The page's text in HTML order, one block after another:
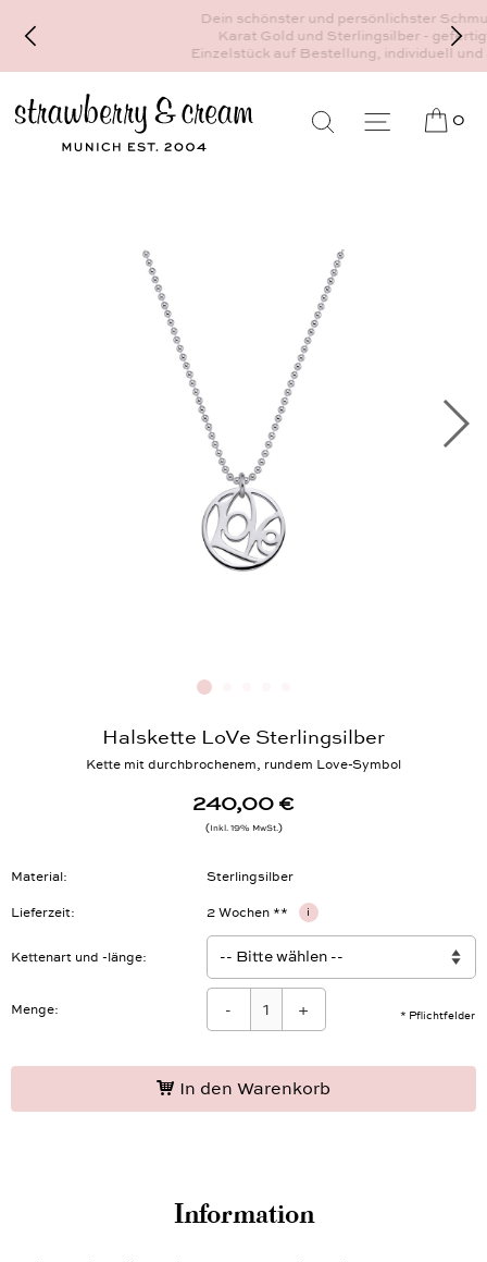
Dein schönster und persönlichster Schmuck - 18
Karat Gold und Sterlingsilber - gefertigt als
Einzelstück auf Bestellung, individuell und auf Maß
0
Halskette LoVe Sterlingsilber
Kette mit durchbrochenem, rundem Love-Symbol
240,00 €
Inkl. 19% MwSt.
Material Sterlingsilber
Lieferzeit 2 Wochen ** i
Kettenart und -länge
* Pflichtfelder
Menge: - +
In den Warenkorb
Information